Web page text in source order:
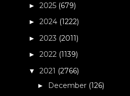
►2025 (679)
►2024 (1222)
►2023 (2011)
►2022 (1139)
▼2021 (2766)
► December (126)